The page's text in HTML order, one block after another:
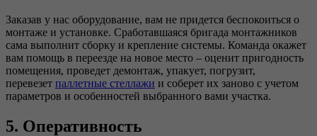
Заказав у нас оборудование, вам не придется беспокоиться о
монтаже и установке. Сработавшаяся бригада монтажников
сама выполнит сборку и крепление системы. Команда окажет
вам помощь в переезде на новое место – оценит пригодность
помещения, проведет демонтаж, упакует, погрузит,
перевезет паллетные стеллажи и соберет их заново с учетом
параметров и особенностей выбранного вами участка.
5. Оперативность